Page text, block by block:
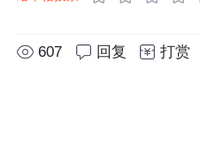
607 回复 打赏